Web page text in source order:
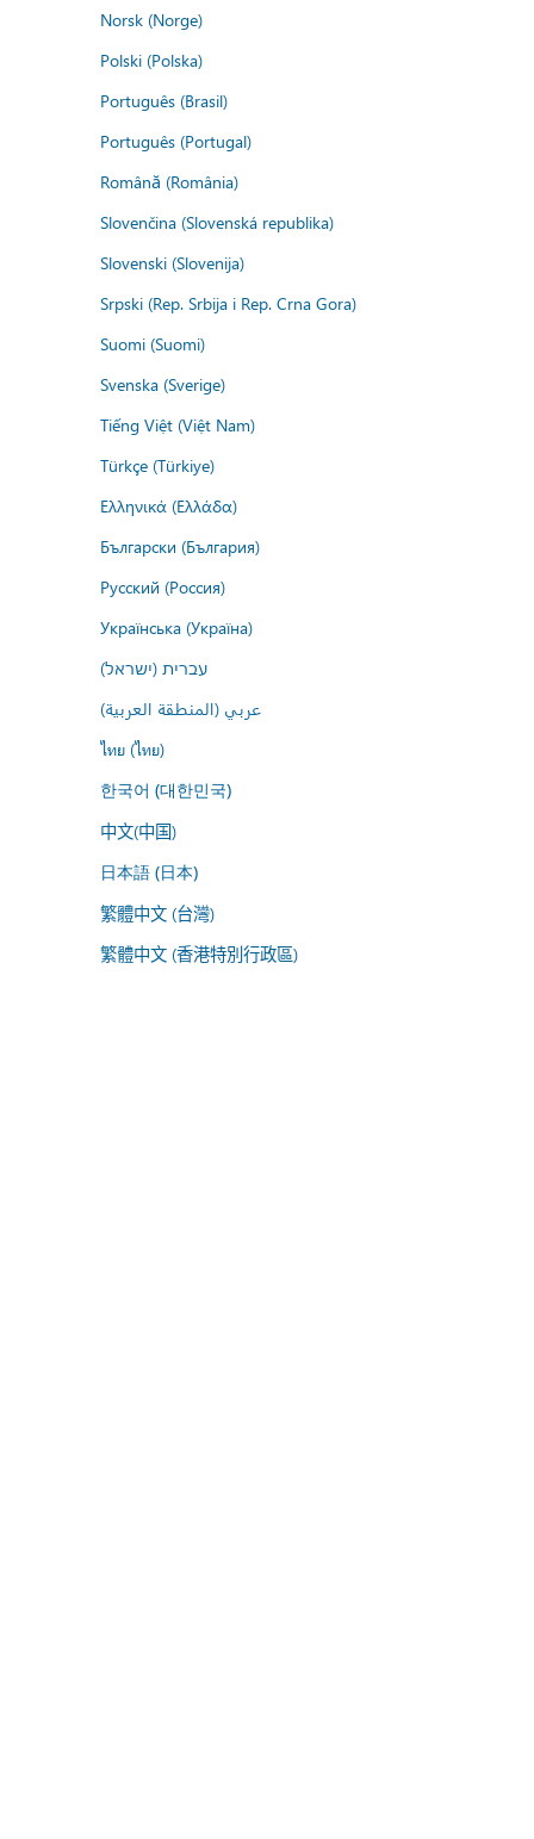
Norsk (Norge)
Polski (Polska)
Português (Brasil)
Português (Portugal)
Română (România)
Slovenčina (Slovenská republika)
Slovenski (Slovenija)
Srpski (Rep. Srbija i Rep. Crna Gora)
Suomi (Suomi)
Svenska (Sverige)
Tiếng Việt (Việt Nam)
Türkçe (Türkiye)
Ελληνικά (Ελλάδα)
Български (България)
Русский (Россия)
Українська (Україна)
עברית (ישראל)
عربي (المنطقة العربية)
ไทย (ไทย)
한국어 (대한민국)
中文(中国)
日本語 (日本)
繁體中文 (台灣)
繁體中文 (香港特別行政區)